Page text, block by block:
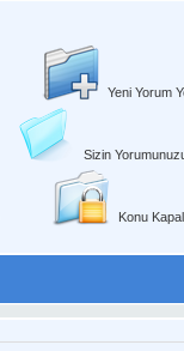
Yeni Yorum
Sizin
Konu